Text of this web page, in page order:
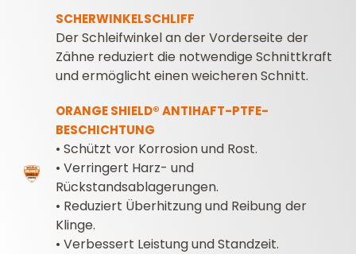
SCHERWINKELSCHLIFF
Der Schleifwinkel an der Vorderseite der
Zähne reduziert die notwendige Schnittkraft
und ermöglicht einen weicheren Schnitt.
ORANGE SHIELD® ANTIHAFT-PTFE-
BESCHICHTUNG
• Schützt vor Korrosion und Rost.
•Verringert Harz- und
Rückstandsablagerungen.
• Reduziert Überhitzung und Reibung der
Klinge.
•Verbessert Leistung und Standzeit.